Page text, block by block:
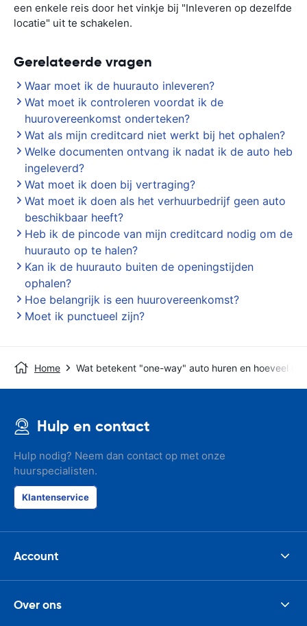
een enkele reis door het vinkje bij "Inleveren op dezelfde
locatie" uit te schakelen.
Gerelateerde vragen
Waar moet ik de huurauto inleveren?
Wat moet ik controleren voordat ik de
huurovereenkomst onderteken?
Wat als mijn creditcard niet werkt bij het ophalen?
Welke documenten ontvang ik nadat ik de auto heb
ingeleverd?
Wat moet ik doen bij vertraging?
Wat moet ik doen als het verhuurbedrijf geen auto
beschikbaar heeft?
Heb ik de pincode van mijn creditcard nodig om de
huurauto op te halen?
Kan ik de huurauto buiten de openingstijden
ophalen?
Hoe belangrijk is een huurovereenkomst?
Moet ik punctueel zijn?
Home Wat betekent "one-way" auto huren en hoeveel
Hulp en contact
Hulp nodig? Neem dan contact op met onze
huurspecialisten.
Klantenservice
Account
Over ons